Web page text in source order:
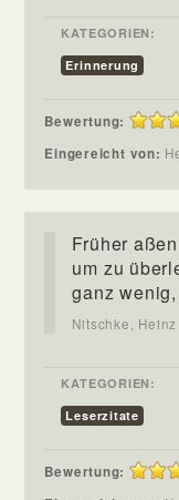
KATEGORIEN:
Erinnerung
Bewertung:
Eingereicht von:
Früher
um zu
ganz
Nitschke, Heinz
KATEGORIEN:
Leserzitate
Bewertung: